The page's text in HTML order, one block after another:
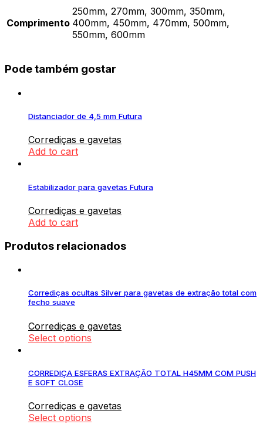
Comprimento
250mm, 270mm, 300mm, 350mm,
400mm, 450mm, 470mm, 500mm,
550mm, 600mm
Pode também gostar
Distanciador de 4,5 mm Futura
Corrediças e gavetas
Add to cart
Estabilizador para gavetas Futura
Corrediças e gavetas
Add to cart
Produtos relacionados
Corrediças ocultas Silver para gavetas de extração total com
fecho suave
Corrediças e gavetas
Select options
CORREDIÇA ESFERAS EXTRAÇÃO TOTAL H45MM COM PUSH
E SOFT CLOSE
Corrediças e gavetas
Select options